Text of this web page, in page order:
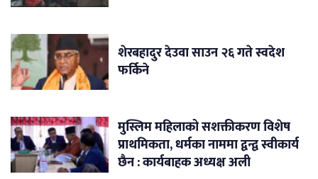
शेरबहादुर देउवा साउन २६ गते स्वदेश
फर्किने
मुस्लिम महिलाको सशक्तीकरण विशेष
प्राथमिकता, धर्मका नाममा द्वन्द्व स्वीकार्य
छैन : कार्यबाहक अध्यक्ष अली